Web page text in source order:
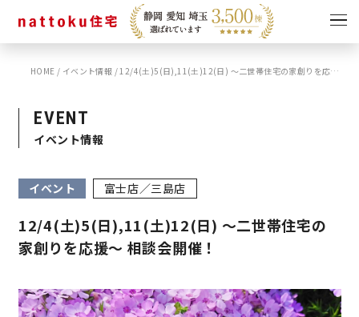
イベント
キャンペーン
ショールーム
HOME / イベント情報 /12/4(土)5(日),11(土)12(日) 〜二世帯住宅の家創りを応援〜 相談会開催！
EVENT
イベント情報
イベント 富士店／三島店
12/4(土)5(日),11(土)12(日) 〜二世帯住宅の
家創りを応援〜 相談会開催！